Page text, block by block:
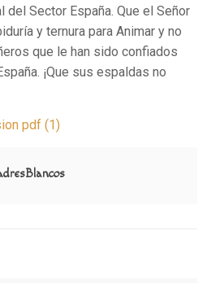
del Sector España. Que el Señor
y ternura para Animar y no
que le han sido confiados
¡Que sus espaldas no
pdf (1)